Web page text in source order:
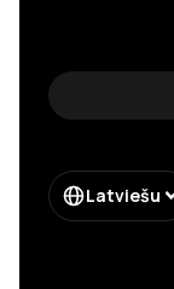
Latviešu